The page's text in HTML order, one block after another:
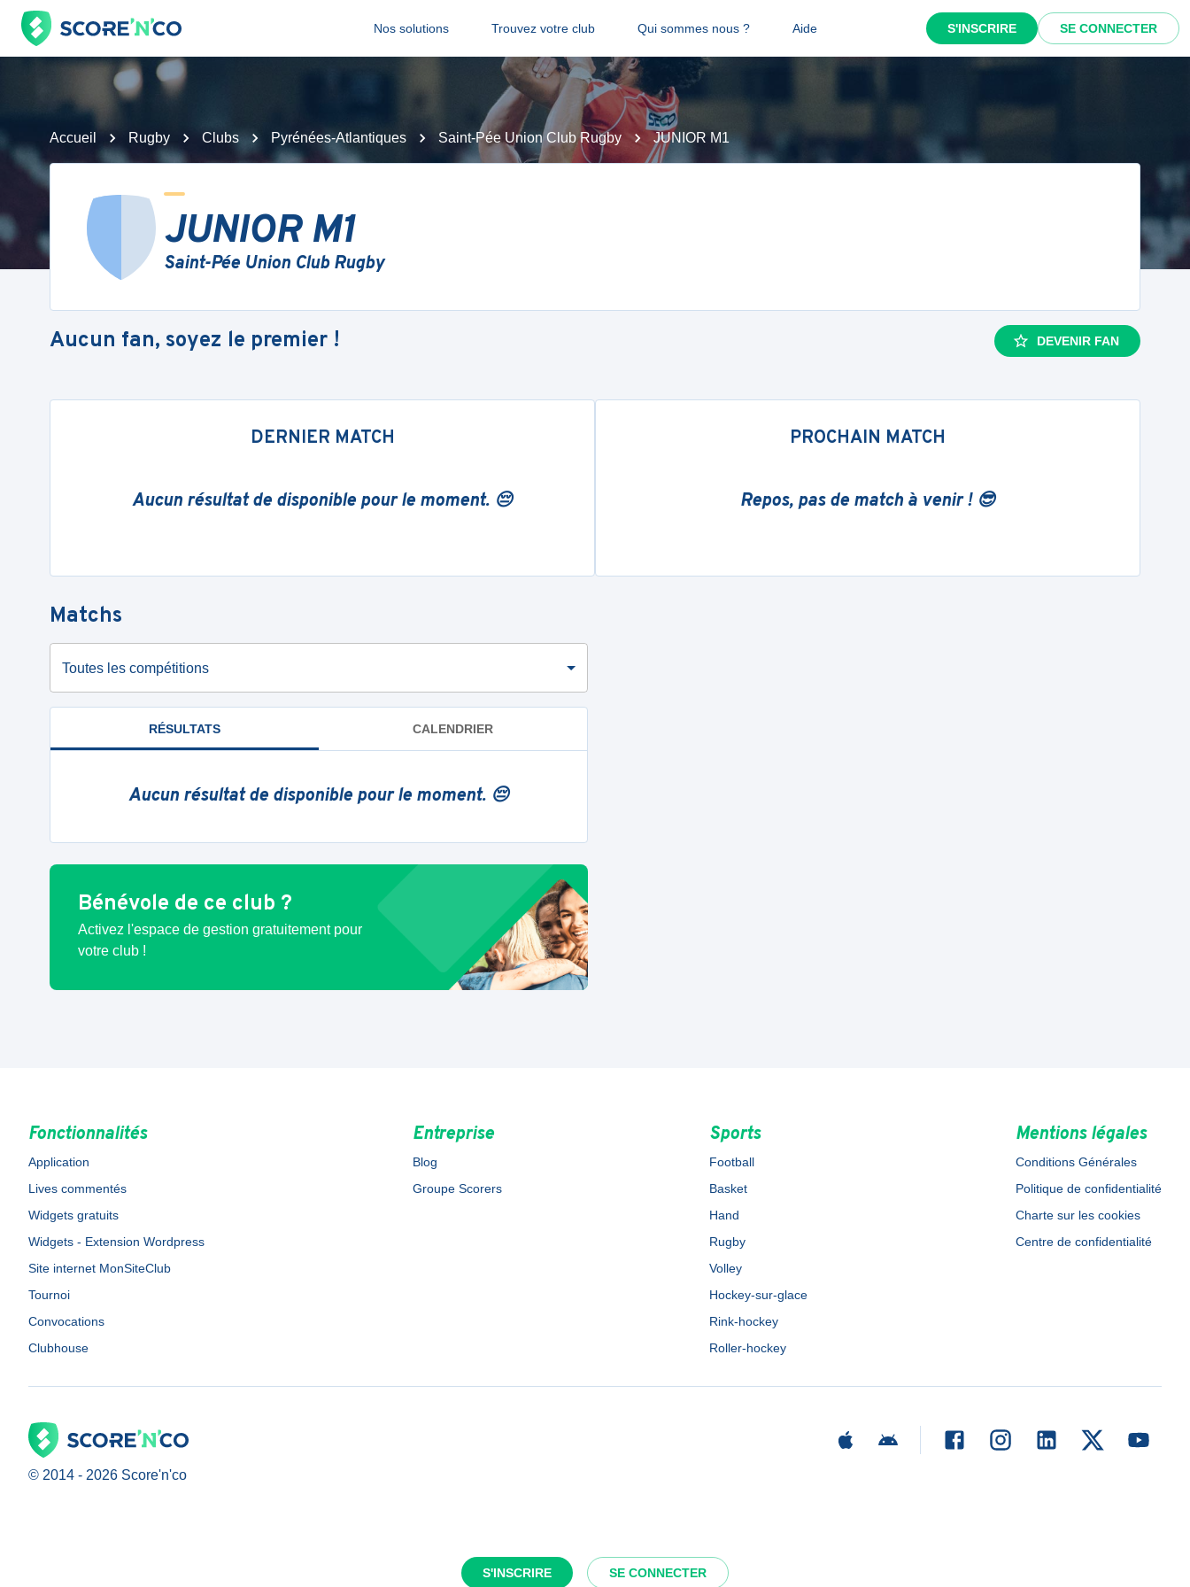
Nos solutions Trouvez votre club Qui sommes nous ? Aide S'INSCRIRE SE CONNECTER
S'INSCRIRE SE CONNECTER
Accueil Rugby Clubs Pyrénées-Atlantiques Saint-Pée Union Club Rugby JUNIOR M1
JUNIOR M1
Saint-Pée Union Club Rugby
Aucun fan, soyez le premier ! DEVENIR FAN
DERNIER MATCH
Aucun résultat de disponible pour le moment. 😔
PROCHAIN MATCH
Repos, pas de match à venir ! 😎
Matchs
Toutes les compétitions
RÉSULTATS CALENDRIER
Aucun résultat de disponible pour le moment. 😔
Bénévole de ce club ?
Activez l'espace de gestion gratuitement pour
votre club !
Fonctionnalités
Application
Lives commentés
Widgets gratuits
Widgets - Extension Wordpress
Site internet MonSiteClub
Tournoi
Convocations
Clubhouse
Entreprise
Blog
Groupe Scorers
Sports
Football
Basket
Hand
Rugby
Volley
Hockey-sur-glace
Rink-hockey
Roller-hockey
Mentions légales
Conditions Générales
Politique de confidentialité
Charte sur les cookies
Centre de confidentialité
© 2014 - 2026 Score'n'co